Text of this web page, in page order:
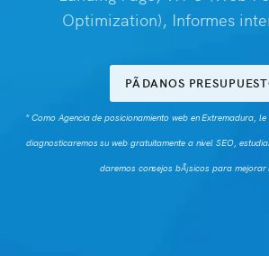
Optimization), Informes
PÃDANOS
* Como Agencia de posicionamiento web en Extremadura,
diagnosticaremos su web gratuitamente a nivel SEO,
daremos consejos bÃ¡sicos para mejorar